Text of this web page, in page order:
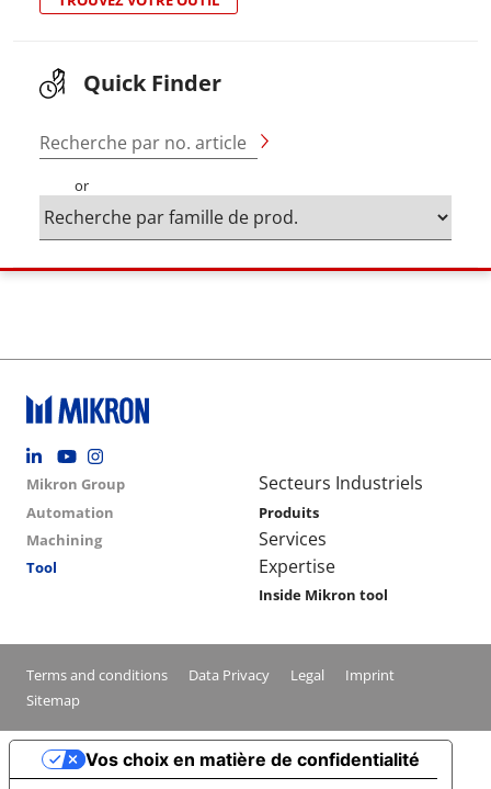
Quick Finder
Recherche par no. article
or
Footer social
Group menu
Mikron Group
Automation
Machining
Tool
Main navigation
Secteurs Industriels
Produits
Services
Expertise
Inside Mikron tool
Conditions footer menu
Terms and conditions Data Privacy Legal
Imprint
Sitemap
Vos choix en matière de confidentialité